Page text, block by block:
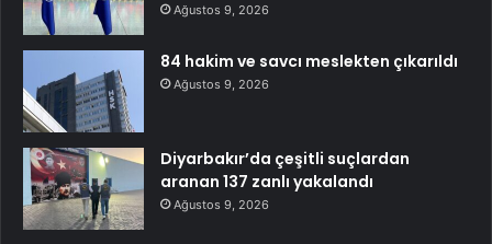
Ağustos 9, 2026
84 hakim ve savcı meslekten çıkarıldı
Ağustos 9, 2026
Diyarbakır’da çeşitli suçlardan
aranan 137 zanlı yakalandı
Ağustos 9, 2026